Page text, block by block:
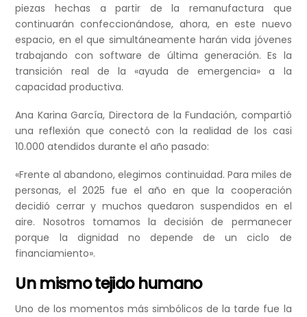
piezas hechas a partir de la remanufactura que
continuarán confeccionándose, ahora, en este nuevo
espacio, en el que simultáneamente harán vida jóvenes
trabajando con software de última generación. Es la
transición real de la «ayuda de emergencia» a la
capacidad productiva.
Ana Karina García, Directora de la Fundación, compartió
una reflexión que conectó con la realidad de los casi
10.000 atendidos durante el año pasado:
«Frente al abandono, elegimos continuidad. Para miles de
personas, el 2025 fue el año en que la cooperación
decidió cerrar y muchos quedaron suspendidos en el
aire. Nosotros tomamos la decisión de permanecer
porque la dignidad no depende de un ciclo de
financiamiento».
Un mismo tejido humano
Uno de los momentos más simbólicos de la tarde fue la